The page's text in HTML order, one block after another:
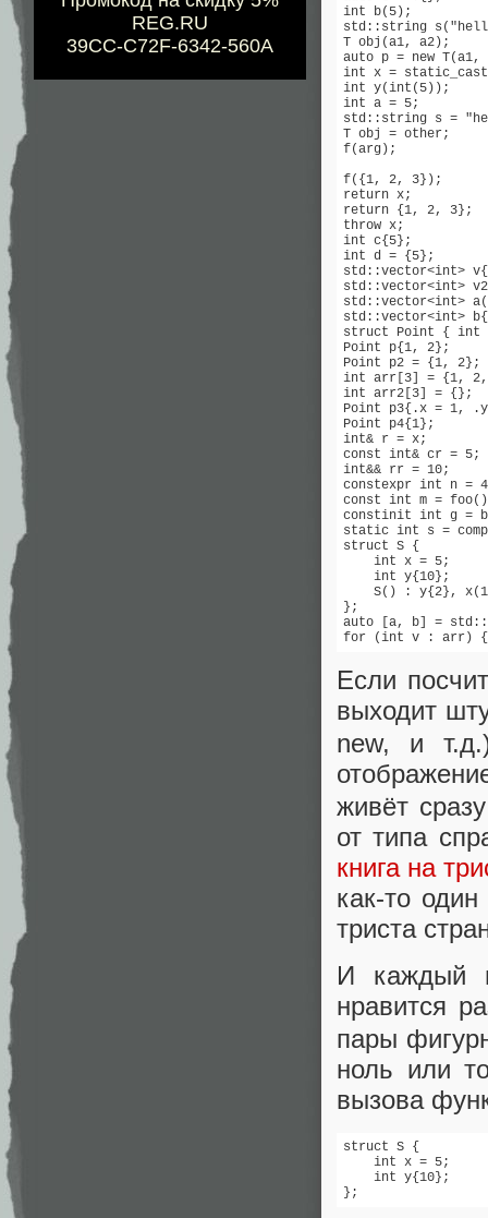
REG.RU
39CC-C72F-6342-560A
int b(5);
std::string
T obj(a1, a2);
auto p = new T(a1,
int x =
int y(int(5));
int a = 5;
std::string s =
T obj = other;
f(arg);
f({1, 2, 3});
return x;
return {1, 2, 3};
throw x;
int c{5};
int d = {5};
std::vector<int>
std::vector<int>
std::vector<int>
std::vector<int>
struct Point {
Point p{1, 2};
Point p2 = {1,
int arr[3] = {1, 2,
int arr2[3] = {};
Point p3{.x = 1,
Point p4{1};
int& r = x;
const int& cr = 5;
int&& rr = 10;
constexpr int n =
const int m =
constinit int g =
static int s =
struct S {
int x = 5;
    int y{10};
S() : y{2},
};
auto [a, b] =
for (int v : arr) { }
Если
выходит
new, и
живёт
от типа
книга на
как-то
триста
И каждый
нравится
пары
ноль или
вызова
struct S {
int x = 5;
    int y{10};
};